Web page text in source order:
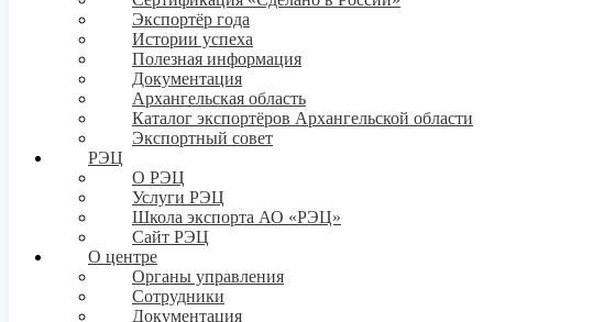
Экспортёр года
Истории успеха
Полезная информация
Документация
Архангельская область
Каталог экспортёров Архангельской области
Экспортный совет
РЭЦ
О РЭЦ
Услуги РЭЦ
Школа экспорта АО «РЭЦ»
Сайт РЭЦ
О центре
Органы управления
Сотрудники
Документация